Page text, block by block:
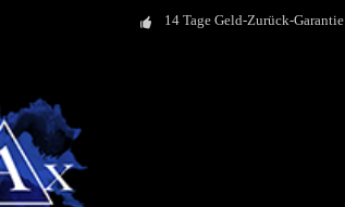
14 Tage Geld-Zurück-Garantie